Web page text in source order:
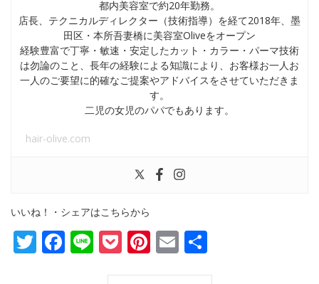
都内美容室で約20年勤務。
店長、テクニカルディレクター（技術指導）を経て2018年、墨
田区・本所吾妻橋に美容室Oliveをオープン
経験豊富で丁寧・敏速・安定したカット・カラー・パーマ技術
は勿論のこと、長年の経験による知識により、お客様お一人お
一人のご要望に的確なご提案やアドバイスをさせていただきま
す。
二児の女児のパパでもあります。
hair-olive.com
いいね！・シェアはこちらから
Twitter
Facebook
LinePocket
Pinterest
Email